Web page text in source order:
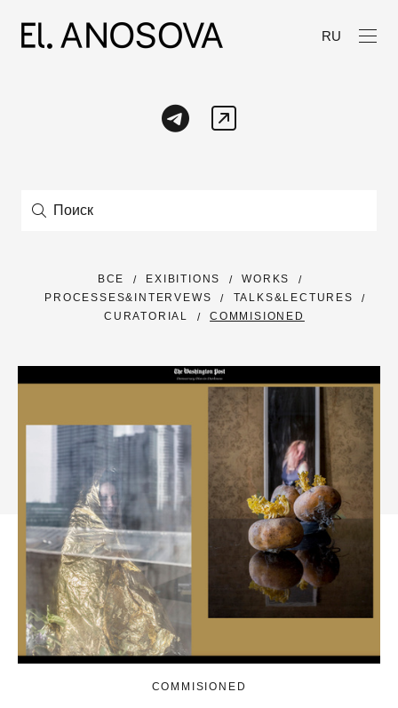
RU
ВСЕ EXIBITIONS
WORKS
PROCESSES&INTERVEWS
TALKS&LECTURES
CURATORIAL
COMMISIONED
COMMISIONED